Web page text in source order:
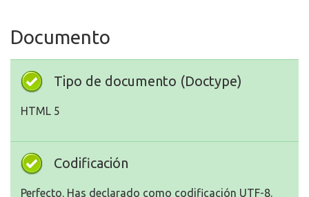
Documento
Tipo de documento (Doctype)
HTML 5
Codificación
Perfecto. Has declarado como codificación UTF-8.